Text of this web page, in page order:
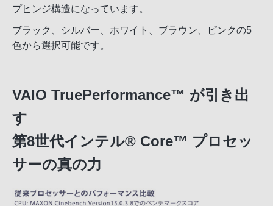
プヒンジ構造になっています。
ブラック、シルバー、ホワイト、ブラウン、ピンクの5
色から選択可能です。
VAIO TruePerformance™ が引き出
す
第8世代インテル® Core™ プロセッ
サーの真の力